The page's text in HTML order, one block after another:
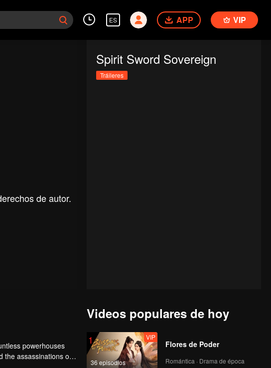
ES APP VIP
de autor.
Spirit Sword Sovereign
Tráileres
powerhouses
the assassinations of
Videos populares de hoy
1
36 episodios
VIP
Flores de Poder
Romántica · Drama de época